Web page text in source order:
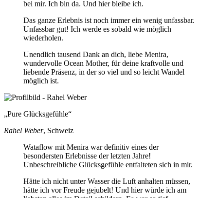
bei mir. Ich bin da. Und hier bleibe ich.
Das ganze Erlebnis ist noch immer ein wenig unfassbar.
Unfassbar gut! Ich werde es sobald wie möglich
wiederholen.
Unendlich tausend Dank an dich, liebe Menira,
wundervolle Ocean Mother, für deine kraftvolle und
liebende Präsenz, in der so viel und so leicht Wandel
möglich ist.
Pure Glücksgefühle
Rahel Weber, Schweiz
Wataflow mit Menira war definitiv eines der
besondersten Erlebnisse der letzten Jahre!
Unbeschreibliche Glücksgefühle entfalteten sich in mir.
Hätte ich nicht unter Wasser die Luft anhalten müssen,
hätte ich vor Freude gejubelt! Und hier würde ich am